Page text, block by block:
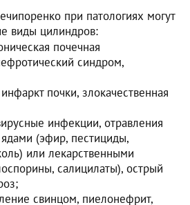
при патологиях могут
виды цилиндров:
почечная
синдром,
почки, злокачественная
инфекции, отравления
(эфир, пестициды,
или лекарственными
салицилаты), острый
свинцом, пиелонефрит,